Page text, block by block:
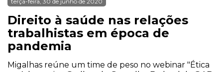
Direito à saúde nas relações
trabalhistas em época de
pandemia
Migalhas reúne um time de peso no webinar "Ética